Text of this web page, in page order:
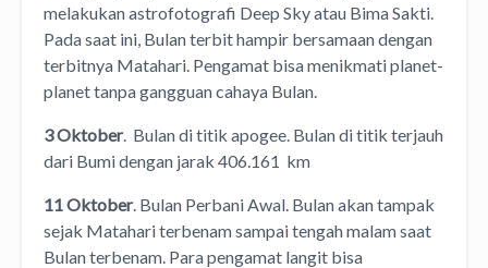
melakukan astrofotografi Deep Sky atau Bima Sakti.
Pada saat ini, Bulan terbit hampir bersamaan dengan
terbitnya Matahari. Pengamat bisa menikmati planet-
planet tanpa gangguan cahaya Bulan.
3 Oktober. Bulan di titik apogee. Bulan di titik terjauh
dari Bumi dengan jarak 406.161 km
11 Oktober. Bulan Perbani Awal. Bulan akan tampak
sejak Matahari terbenam sampai tengah malam saat
Bulan terbenam. Para pengamat langit bisa